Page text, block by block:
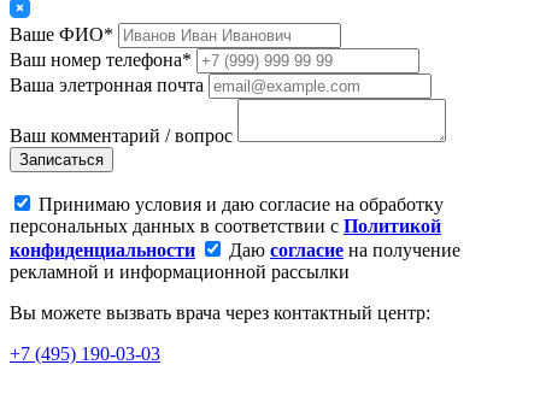
Ваше ФИО*
Ваш номер телефона*
Ваша элетронная почта
Ваш комментарий / вопрос
Записаться
Принимаю условия и даю согласие на обработку
персональных данных в соответствии с Политикой
конфиденциальности
Даю согласие на получение
рекламной и информационной рассылки
Вы можете вызвать врача через контактный центр:
+7 (495) 190-03-03